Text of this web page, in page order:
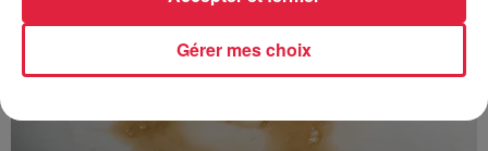
Gérer mes choix